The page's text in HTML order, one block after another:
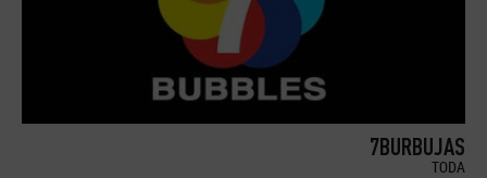
7BURBUJAS
TODA